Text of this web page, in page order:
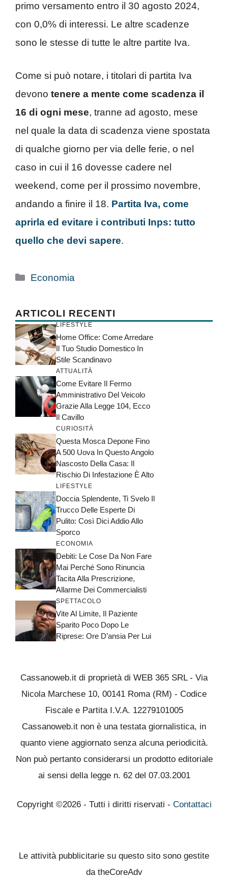
primo versamento entro il 30 agosto 2024,
con 0,0% di interessi. Le altre scadenze
sono le stesse di tutte le altre partite Iva.
Come si può notare, i titolari di partita Iva
devono tenere a mente come scadenza il
16 di ogni mese, tranne ad agosto, mese
nel quale la data di scadenza viene spostata
di qualche giorno per via delle ferie, o nel
caso in cui il 16 dovesse cadere nel
weekend, come per il prossimo novembre,
andando a finire il 18. Partita Iva, come
aprirla ed evitare i contributi Inps: tutto
quello che devi sapere.
Categorie
Economia
ARTICOLI RECENTI
LIFESTYLE
Home Office: Come Arredare
Il Tuo Studio Domestico In
Stile Scandinavo
ATTUALITÀ
Come Evitare Il Fermo
Amministrativo Del Veicolo
Grazie Alla Legge 104, Ecco
Il Cavillo
CURIOSITÀ
Questa Mosca Depone Fino
A 500 Uova In Questo Angolo
Nascosto Della Casa: Il
Rischio Di Infestazione È Alto
LIFESTYLE
Doccia Splendente, Ti Svelo Il
Trucco Delle Esperte Di
Pulito: Così Dici Addio Allo
Sporco
ECONOMIA
Debiti: Le Cose Da Non Fare
Mai Perché Sono Rinuncia
Tacita Alla Prescrizione,
Allarme Dei Commercialisti
SPETTACOLO
Vite Al Limite, Il Paziente
Sparito Poco Dopo Le
Riprese: Ore D’ansia Per Lui
Cassanoweb.it di proprietà di WEB 365 SRL - Via
Nicola Marchese 10, 00141 Roma (RM) - Codice
Fiscale e Partita I.V.A. 12279101005
Cassanoweb.it non è una testata giornalistica, in
quanto viene aggiornato senza alcuna periodicità.
Non può pertanto considerarsi un prodotto editoriale
ai sensi della legge n. 62 del 07.03.2001
Copyright ©2026 - Tutti i diritti riservati - Contattaci
Le attività pubblicitarie su questo sito sono gestite
da theCoreAdv